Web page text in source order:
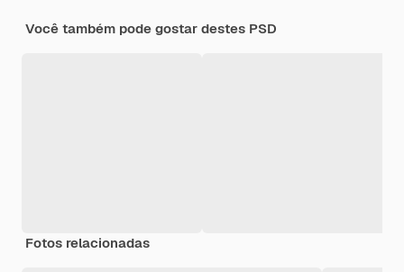
Você também pode gostar destes PSD
Fotos relacionadas